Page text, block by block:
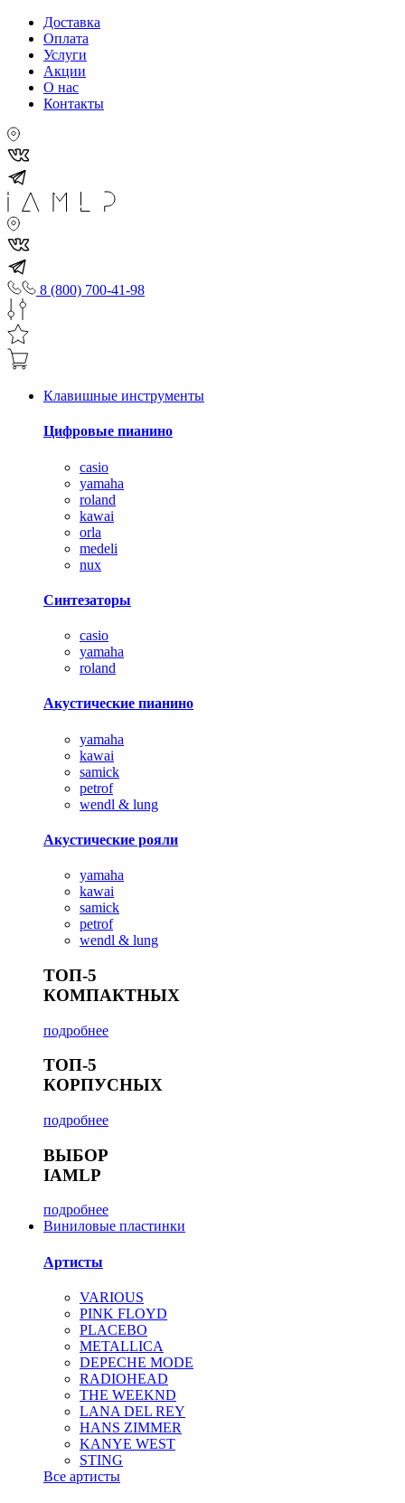
Доставка
Оплата
Услуги
Акции
О нас
Контакты
8 (800) 700-41-98
Клавишные инструменты
Цифровые пианино
casio
yamaha
roland
kawai
orla
medeli
nux
Синтезаторы
casio
yamaha
roland
Акустические пианино
yamaha
kawai
samick
petrof
wendl & lung
Акустические рояли
yamaha
kawai
samick
petrof
wendl & lung
ТОП-5
КОМПАКТНЫХ
подробнее
ТОП-5
КОРПУСНЫХ
подробнее
ВЫБОР
IAMLP
подробнее
Виниловые пластинки
Артисты
VARIOUS
PINK FLOYD
PLACEBO
METALLICA
DEPECHE MODE
RADIOHEAD
THE WEEKND
LANA DEL REY
HANS ZIMMER
KANYE WEST
STING
Все артисты